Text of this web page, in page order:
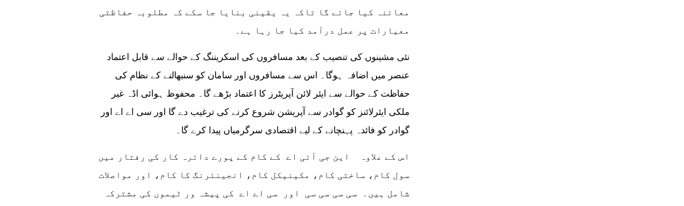
معائنہ کیا جائے گا تاکہ یہ یقینی بنایا جا سکے کہ مطلوبہ حفاظتی
معیارات پر عمل درآمد کیا جا رہا ہے۔
نئی مشینوں کی تنصیب کے بعد مسافروں کی اسکریننگ کے حوالے سے قابل اعتماد
عنصر میں اضافہ ہوگا۔ اس سے مسافروں اور سامان کو سنبھالنے کے نظام کی
حفاظت کے حوالے سے ایئر لائن آپریٹرز کا اعتماد بڑھے گا۔ محفوظ ہوائی اڈہ غیر
ملکی ایئرلائنز کو گوادر سے آپریشن شروع کرنے کی ترغیب دے گا اور سی اے اے اور
گوادر کو فائدہ پہنچانے کے لیے اقتصادی سرگرمیاں پیدا کرے گا۔
اس کے علاوہ این جی آئی اے کے کام کے پورے دائرہ کار کی رفتار میں
سول کام، ساختی کام، مکینیکل کام، انجینئرنگ کا کام، اور مواصلات
شامل ہیں۔ سی سی سی سی اور سی اے اے کی پیشہ ور ٹیموں کی مشترکہ